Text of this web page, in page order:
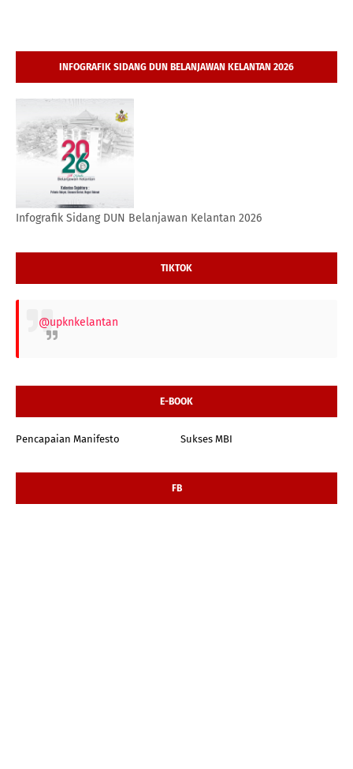
INFOGRAFIK SIDANG DUN BELANJAWAN KELANTAN 2026
Infografik Sidang DUN Belanjawan Kelantan 2026
TIKTOK
@upknkelantan
E-BOOK
Pencapaian Manifesto Sukses MBI
FB